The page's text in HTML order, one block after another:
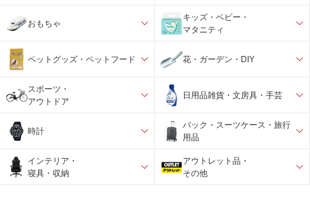
おもちゃ
キッズ・ベビー・
マタニティ
ペットグッズ・ペットフード 花・ガーデン・DIY
スポーツ・
アウトドア
日用品雑貨・文房具・手芸
時計
バック・スーツケース・旅行
用品
インテリア・
寝具・収納
アウトレット品・
その他